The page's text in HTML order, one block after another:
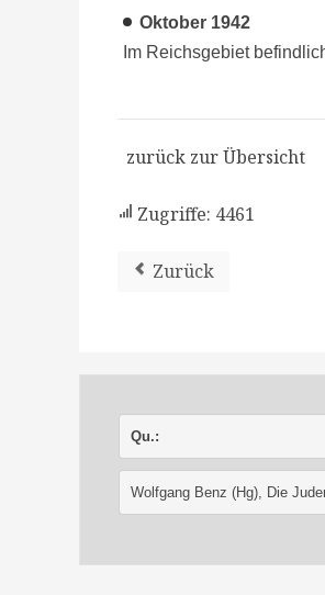
Oktober 1942
Im Reichsgebiet
zurück zur Übersicht
Zugriffe: 4461
Zurück
Qu.:
Wolfgang Benz (Hg), Die